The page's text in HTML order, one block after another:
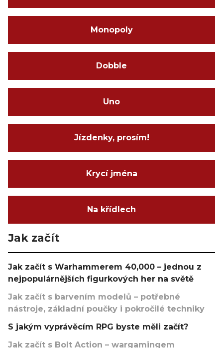
Monopoly
Dobble
Uno
Jízdenky, prosím!
Krycí jména
Na křídlech
Jak začít
Jak začít s Warhammerem 40,000 – jednou z
nejpopulárnějších figurkových her na světě
Jak začít s barvením modelů – potřebné
nástroje, základní poučky i pokročilé techniky
S jakým vyprávěcím RPG byste měli začít?
Jak začít s Bolt Action – wargamingem